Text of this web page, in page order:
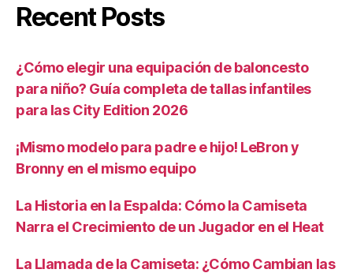
Recent Posts
¿Cómo elegir una equipación de baloncesto
para niño? Guía completa de tallas infantiles
para las City Edition 2026
¡Mismo modelo para padre e hijo! LeBron y
Bronny en el mismo equipo
La Historia en la Espalda: Cómo la Camiseta
Narra el Crecimiento de un Jugador en el Heat
La Llamada de la Camiseta: ¿Cómo Cambian las